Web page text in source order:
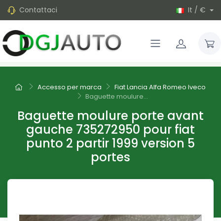
Contattaci It / €
Accesso per marca
Fiat Lancia Alfa Romeo Iveco
Baguette moulure...
Baguette moulure porte avant
gauche 735272950 pour fiat
punto 2 partir 1999 version 5
portes